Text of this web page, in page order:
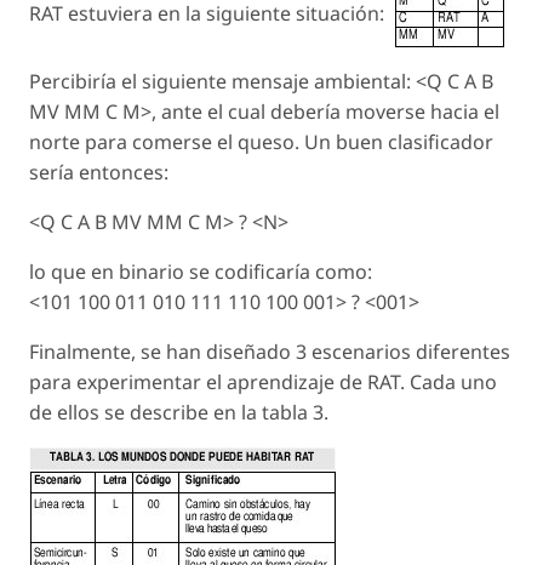
RAT estuviera en la siguiente situación:
Percibiría el siguiente mensaje ambiental: <Q C A B
MV MM C M>, ante el cual debería moverse hacia el
norte para comerse el queso. Un buen clasificador
sería entonces:
<Q C A B MV MM C M> ? <N>
lo que en binario se codificaría como:
<101 100 011 010 111 110 100 001> ? <001>
Finalmente, se han diseñado 3 escenarios diferentes
para experimentar el aprendizaje de RAT. Cada uno
de ellos se describe en la tabla 3.